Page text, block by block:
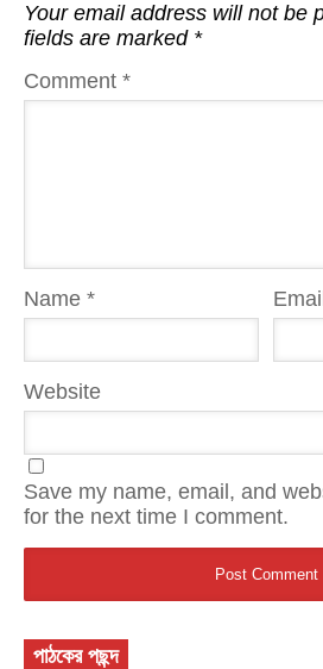
Your email address will not be
fields are marked *
Comment *
Name *
Website
Save my name, email, and
for the next time I comment.
পাঠকের পছন্দ